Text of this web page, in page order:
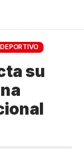
su